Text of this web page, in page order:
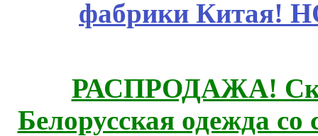
фабрики Китая!
РАСПРОДАЖА!
Белорусская одежда